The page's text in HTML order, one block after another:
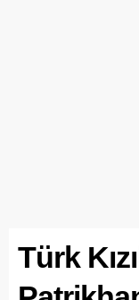
Türk